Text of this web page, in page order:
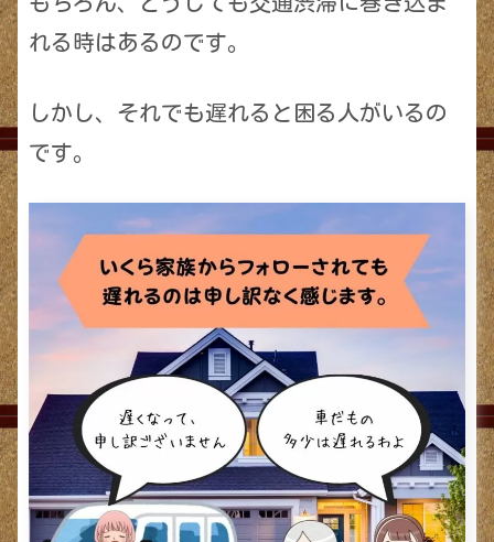
れる時はあるのです。
しかし、それでも遅れると困る人がいるの
です。